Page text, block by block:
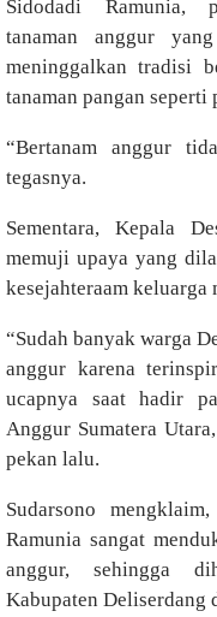
Sidodadi Ramunia,
tanaman anggur
meninggalkan tradisi
tanaman pangan seperti
“Bertanam anggur
tegasnya.
Sementara, Kepala
memuji upaya yang
kesejahteraam keluarga
“Sudah banyak warga
anggur karena
ucapnya saat hadir
Anggur Sumatera
pekan lalu.
Sudarsono
Ramunia sangat
anggur, sehingga
Kabupaten Deliserdang